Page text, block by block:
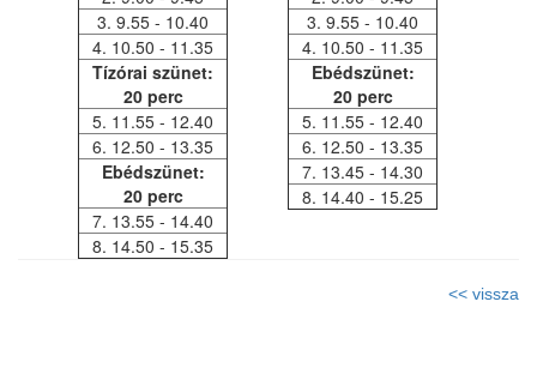
3. 9.55 - 10.40
4. 10.50 - 11.35
Tízórai szünet:
20 perc
5. 11.55 - 12.40
6. 12.50 - 13.35
Ebédszünet:
20 perc
7. 13.55 - 14.40
8. 14.50 - 15.35
3. 9.55 - 10.40
4. 10.50 - 11.35
Ebédszünet:
20 perc
5. 11.55 - 12.40
6. 12.50 - 13.35
7. 13.45 - 14.30
8. 14.40 - 15.25
<< vissza